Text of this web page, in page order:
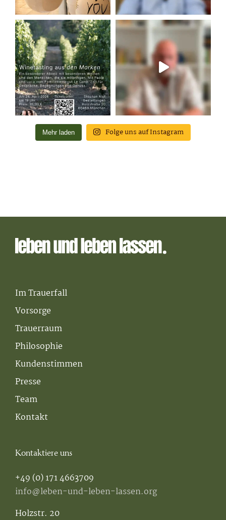
Mehr laden Folge uns auf Instagram
Im Trauerfall
Vorsorge
Trauerraum
Philosophie
Kundenstimmen
Presse
Team
Kontakt
Kontaktiere uns
+49 (0) 171 4663709
info@leben-und-leben-lassen.org
Holzstr. 20